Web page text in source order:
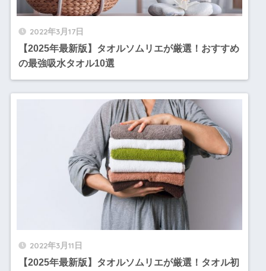
2022年3月17日
【2025年最新版】タオルソムリエが厳選！おすすめ
の最強吸水タオル10選
2022年3月11日
【2025年最新版】タオルソムリエが厳選！タオル初